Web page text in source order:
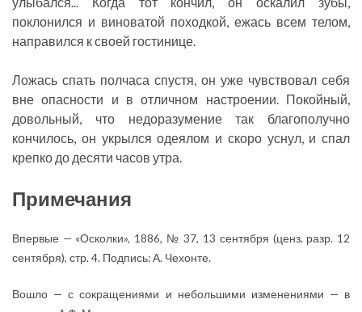
поклонился и виноватой походкой, ежась всем телом,
направился к своей гостинице.
Ложась спать полчаса спустя, он уже чувствовал себя
вне опасности и в отличном настроении. Покойный,
довольный, что недоразумение так благополучно
кончилось, он укрылся одеялом и скоро уснул, и спал
крепко до десяти часов утра.
Примечания
Впервые — «Осколки», 1886, № 37, 13 сентября (ценз. разр. 12
сентября), стр. 4. Подпись: А. Чехонте.
Вошло — с сокращениями и небольшими изменениями — в